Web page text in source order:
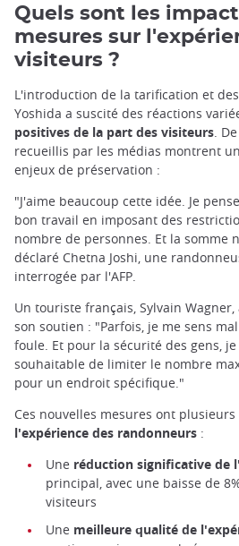
Quels sont les
mesures sur
visiteurs ?
L'introduction de la tarification et
Yoshida a suscité des réactions
positives de la part des visiteurs .
recueillis par les médias montrent
enjeux de préservation :
"J'aime beaucoup cette idée. Je
bon travail en imposant des
nombre de personnes. Et la somme
déclaré Chetna Joshi, une
interrogée par l'AFP.
Un touriste français, Sylvain
son soutien : "Parfois, je me sens
foule. Et pour la sécurité des gens,
souhaitable de limiter le nombre
pour un endroit spécifique."
Ces nouvelles mesures ont plusieurs
l'expérience des randonneurs :
Une réduction significative de
principal, avec une baisse de
visiteurs
Une meilleure qualité de